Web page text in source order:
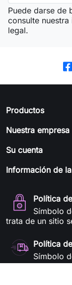
Puede darse de
consulte
legal.
Productos
Nuestra empresa
Su cuenta
Información de
Política
Símbolo
trata de un sitio
Política
Símbolo
de entregas en